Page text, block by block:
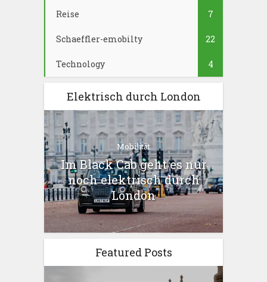
Reise 7
Schaeffler-emobilty 22
Technology 4
Elektrisch durch London
Mobilität
Im Black Cab geht es nur
noch elektrisch durch
London
Featured Posts